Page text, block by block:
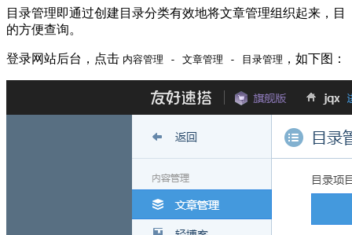
目录管理即通过创建目录分类有效地将文章管理组织起来，目
的方便查询。
登录网站后台，点击 内容管理 - 文章管理 - 目录管理 ，如下图：